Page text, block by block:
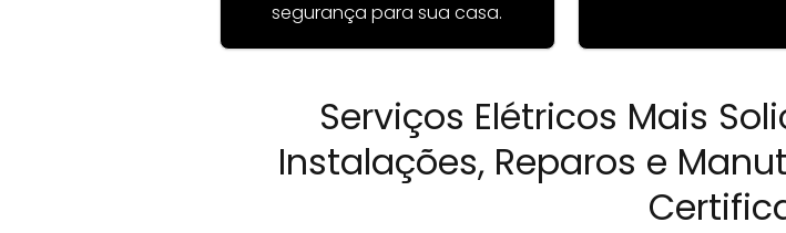
segurança para sua casa.
Serviços Elétricos Mais
Instalações, Reparos e